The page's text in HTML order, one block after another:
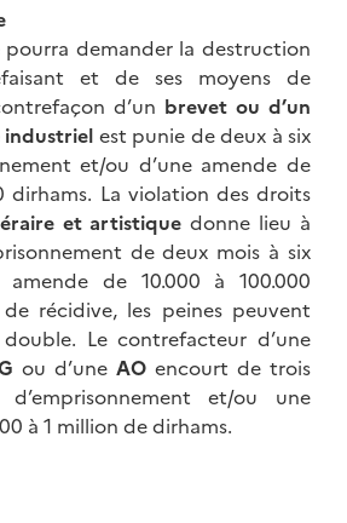
pourra demander la destruction
et de ses moyens de
d’un brevet ou d’un
industriel est punie de deux à six
et/ou d’une amende de
dirhams. La violation des droits
et artistique donne lieu à
de deux mois à six
de 10.000 à 100.000
récidive, les peines peuvent
Le contrefacteur d’une
ou d’une AO encourt de trois
et/ou une
à 1 million de dirhams.